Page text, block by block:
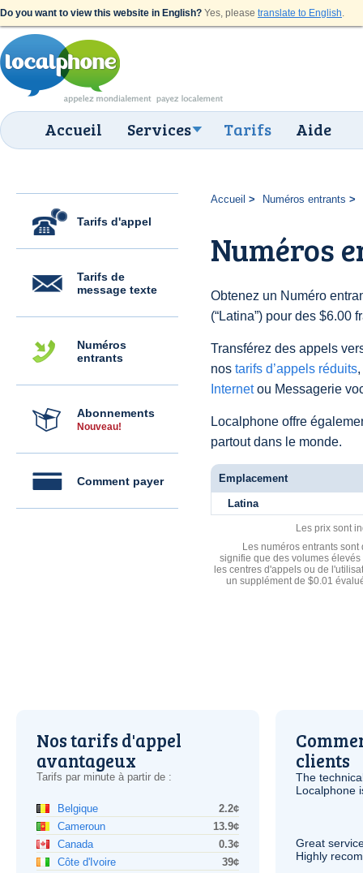
Do you want to view this website in English? Yes, please translate to English.
Accueil Services Tarifs Aide
Tarifs d'appel
Tarifs de
message texte
Numéros
entrants
Abonnements
Nouveau!
Comment payer
Accueil Numéros entrants
Numéros
Obtenez un Numéro
(“Latina”) pour des $6.00
Transférez des appels
nos tarifs d’appels réduits
Internetou Messagerie
Localphone offre
partout dans le monde.
Emplacement
Latina
Les prix sont
Les numéros entrants
signifie que des volumes
les centres d'appels ou de
un supplément de $0.01
Nos tarifs d'appel
avantageux
Tarifs par minute à partir de :
Belgique
2.2¢
Cameroun
13.9¢
Canada
0.3¢
Côte d'Ivoire
39¢
clients
The
Localphone
Great
Highly